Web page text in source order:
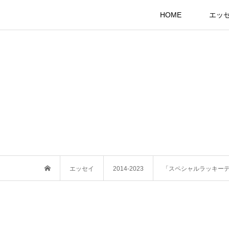
HOME エッ
エッセイ 2014-2023 「スペシャルラッキー